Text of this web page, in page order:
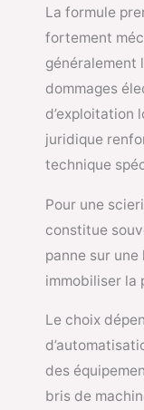
La formule
fortement
généralement
dommages
d’exploitation
juridique
technique
Pour une
constitue
panne sur
immobiliser la
Le choix
des
bris de